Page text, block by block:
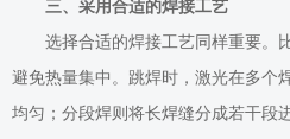
三、采用合适的焊接工艺
选择合适的焊接工艺同样重要。
避免热量集中。跳焊时，激光在多个
均匀；分段焊则将长焊缝分成若干段